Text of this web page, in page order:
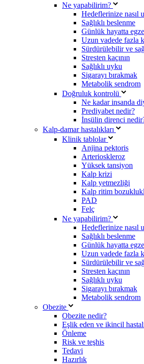
Ne yapabilirim?
Hedeflerinize nasıl
Sağlıklı beslenme
Günlük hayatta
Uzun vadede fazla
Sürdürülebilir ve
Stresten kaçının
Sağlıklı uyku
Sigarayı bırakmak
Metabolik sendrom
Doğruluk kontrolü
Ne kadar insanda
Prediyabet nedir?
İnsülin direnci
Kalp-damar hastalıkları
Klinik tablolar
Anjina pektoris
Arterioskleroz
Yüksek tansiyon
Kalp krizi
Kalp yetmezliği
Kalp ritim
PAD
Felç
Ne yapabilirim?
Hedeflerinize nasıl
Sağlıklı beslenme
Günlük hayatta
Uzun vadede fazla
Sürdürülebilir ve
Stresten kaçının
Sağlıklı uyku
Sigarayı bırakmak
Metabolik sendrom
Obezite
Obezite nedir?
Eşlik eden ve ikincil
Önleme
Risk ve teşhis
Tedavi
Hazırlık